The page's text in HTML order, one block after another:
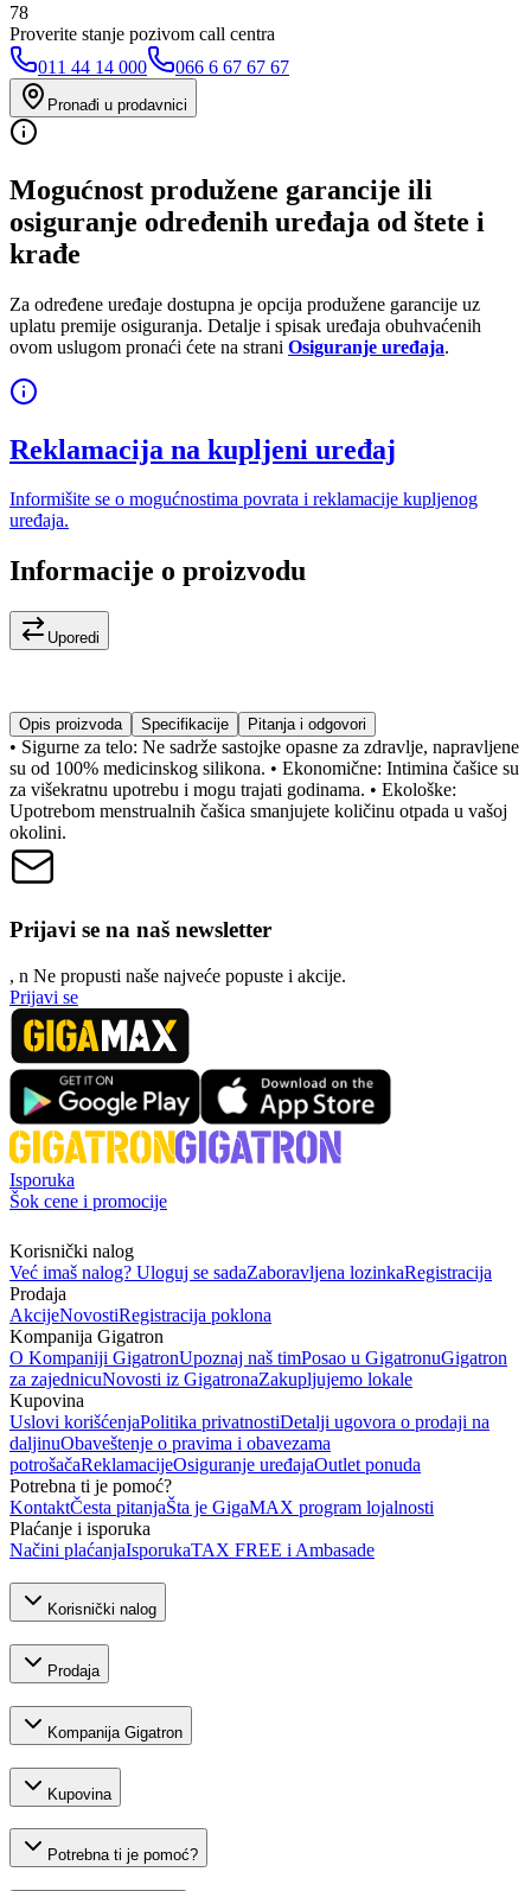
78
Proverite stanje pozivom call centra
011 44 14 000
066 6 67 67 67
Pronađi u prodavnici
Mogućnost produžene garancije ili
osiguranje određenih uređaja od štete i
krađe
Za određene uređaje dostupna je opcija produžene garancije uz
uplatu premije osiguranja. Detalje i spisak uređaja obuhvaćenih
ovom uslugom pronaći ćete na strani Osiguranje uređaja.
Reklamacija na kupljeni uređaj
Informišite se o mogućnostima povrata i reklamacije kupljenog
uređaja.
Informacije o proizvodu
Uporedi
Opis proizvoda Specifikacije Pitanja i odgovori
• Sigurne za telo: Ne sadrže sastojke opasne za zdravlje, napravljene
su od 100% medicinskog silikona. • Ekonomične: Intimina čašice su
za višekratnu upotrebu i mogu trajati godinama. • Ekološke:
Upotrebom menstrualnih čašica smanjujete količinu otpada u vašoj
okolini.
Prijavi se na naš newsletter
, n Ne propusti naše najveće popuste i akcije.
Prijavi se
Isporuka
Šok cene i promocije
Korisnički nalog
Već imaš nalog? Uloguj se sadaZaboravljena lozinkaRegistracija
Prodaja
AkcijeNovostiRegistracija poklona
Kompanija Gigatron
O Kompaniji GigatronUpoznaj naš timPosao u GigatronuGigatron
za zajednicuNovosti iz GigatronaZakupljujemo lokale
Kupovina
Uslovi korišćenjaPolitika privatnostiDetalji ugovora o prodaji na
daljinuObaveštenje o pravima i obavezama
potrošačaReklamacijeOsiguranje uređajaOutlet ponuda
Potrebna ti je pomoć?
KontaktČesta pitanjaŠta je GigaMAX program lojalnosti
Plaćanje i isporuka
Načini plaćanjaIsporukaTAX FREE i Ambasade
Korisnički nalog
Prodaja
Kompanija Gigatron
Kupovina
Potrebna ti je pomoć?